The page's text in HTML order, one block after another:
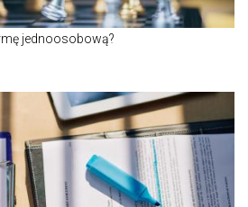
jednoosobową?